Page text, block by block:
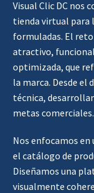
Visual Clic DC nos
tienda virtual para
formuladas. El
atractivo, funcional
optimizada, que
la marca. Desde
técnica,
metas comerciales.
Nos enfocamos
el catálogo de
Diseñamos una
visualmente